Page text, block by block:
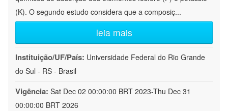
(K). O segundo estudo considera que a composiç...
leia mais
Instituição/UF/País: Universidade Federal do Rio Grande
do Sul - RS - Brasil
Vigência: Sat Dec 02 00:00:00 BRT 2023-Thu Dec 31
00:00:00 BRT 2026